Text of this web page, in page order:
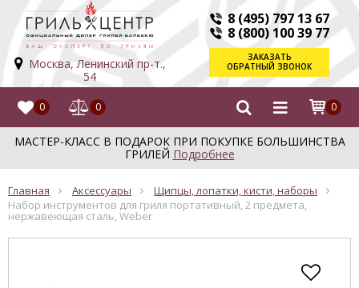
Москва, Ленинский пр-т.,
54
8 (495) 797 13 67
8 (800) 100 39 77
ЗАКАЗАТЬ
ОБРАТНЫЙ ЗВОНОК
0 0 0
МАСТЕР-КЛАСС В ПОДАРОК ПРИ ПОКУПКЕ БОЛЬШИНСТВА
ГРИЛЕЙ Подробнее
Главная Аксессуары
Щипцы, лопатки, кисти, наборы
Набор инструментов для гриля портативный, 2 предмета,
нержавеющая сталь, Weber